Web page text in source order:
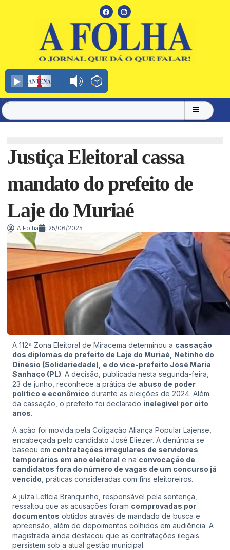
Justiça Eleitoral cassa
mandato do prefeito de
Laje do Muriaé
A Folha 25/06/2025
A 112ª Zona Eleitoral de Miracema determinou a cassação
dos diplomas do prefeito de Laje do Muriaé, Netinho do
Dinésio (Solidariedade), e do vice-prefeito José Maria
Sanhaço (PL). A decisão, publicada nesta segunda-feira,
23 de junho, reconhece a prática de abuso de poder
político e econômico durante as eleições de 2024. Além
da cassação, o prefeito foi declarado inelegível por oito
anos.
A ação foi movida pela Coligação Aliança Popular Lajense,
encabeçada pelo candidato José Eliezer. A denúncia se
baseou em contratações irregulares de servidores
temporários em ano eleitoral e na convocação de
candidatos fora do número de vagas de um concurso já
vencido , práticas consideradas com fins eleitoreiros.
A juíza Letícia Branquinho, responsável pela sentença,
ressaltou que as acusações foram comprovadas por
documentos obtidos através de mandado de busca e
apreensão, além de depoimentos colhidos em audiência. A
magistrada ainda destacou que as contratações ilegais
persistem sob a atual gestão municipal.